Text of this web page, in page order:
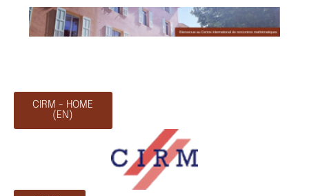
CIRM - HOME
(EN)